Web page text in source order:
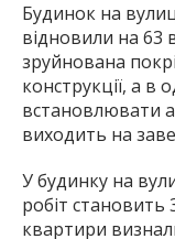
Будинок на
відновили на 63
зруйнована
конструкції, а в
встановлювати
виходить на
У будинку на
робіт становить
квартири